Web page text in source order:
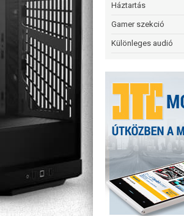
Háztartás
Gamer szekció
Különleges audió